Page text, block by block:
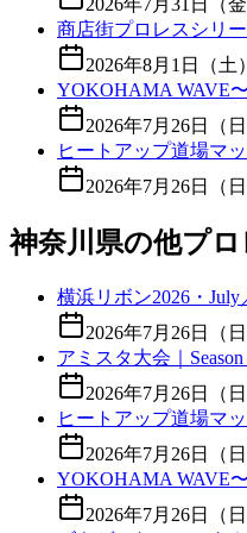
商店街プロレスシリ
2026年8月1日（土）
YOKOHAMA WAVE
2026年7月26日（日
ヒートアップ道場マ
2026年7月26日（日
神奈川県の他プ
横浜リボン2026・
2026年7月26日（日
アミスタ大会｜Season
2026年7月26日（日
ヒートアップ道場マ
2026年7月26日（日
YOKOHAMA WAVE
2026年7月26日（日